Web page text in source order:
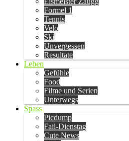
Formel 1
Tennis
Velo
Ski
Unvergessen
Resultate
Leben
Gefühle
Food
Filme und Serien
Unterwegs
Spass
Picdump
Fail-Dienstag
Cute News